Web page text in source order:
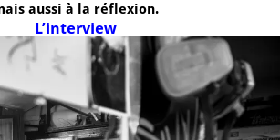
aussi à la réflexion.
L’interview